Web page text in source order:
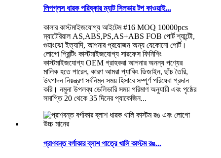
লিপগ্লস ধারক পরিষ্কার ম্যাট সিলভার টপ কাওয়াই...
কালার কাস্টমাইজযোগ্য আইটেম #16 MOQ 10000pcs
ম্যাটেরিয়াল AS,ABS,PS,AS+ABS FOB পোর্ট শ্যান্টৌ,
গুয়াংঝো ইত্যাদি, আপনার প্রয়োজন অন্য যেকোনো পোর্ট।
লোগো প্রিন্টিং কাস্টমাইজযোগ্য সারফেস ফিনিশিং
কাস্টমাইজযোগ্য OEM গ্রাহকরা আপনার অনন্য পণ্যের
মালিক হতে পারেন, কারণ আমরা প্যাকিং ডিজাইন, ছাঁচ তৈরি,
উৎপাদন নিয়ন্ত্রণ সর্বনিম্ন সময় হিসাবে সম্পূর্ণ পরিষেবা প্রদান
করি। নমুনা উপলব্ধ ডেলিভারি সময় পরিমাণ অনুযায়ী এবং পৃষ্ঠের
সমাপ্তি 20 থেকে 35 দিনের প্যাকেজিন...
প্রাণবন্ত বর্গাকার ব্লাশ পাত্রে খালি কাস্টম রঙ...